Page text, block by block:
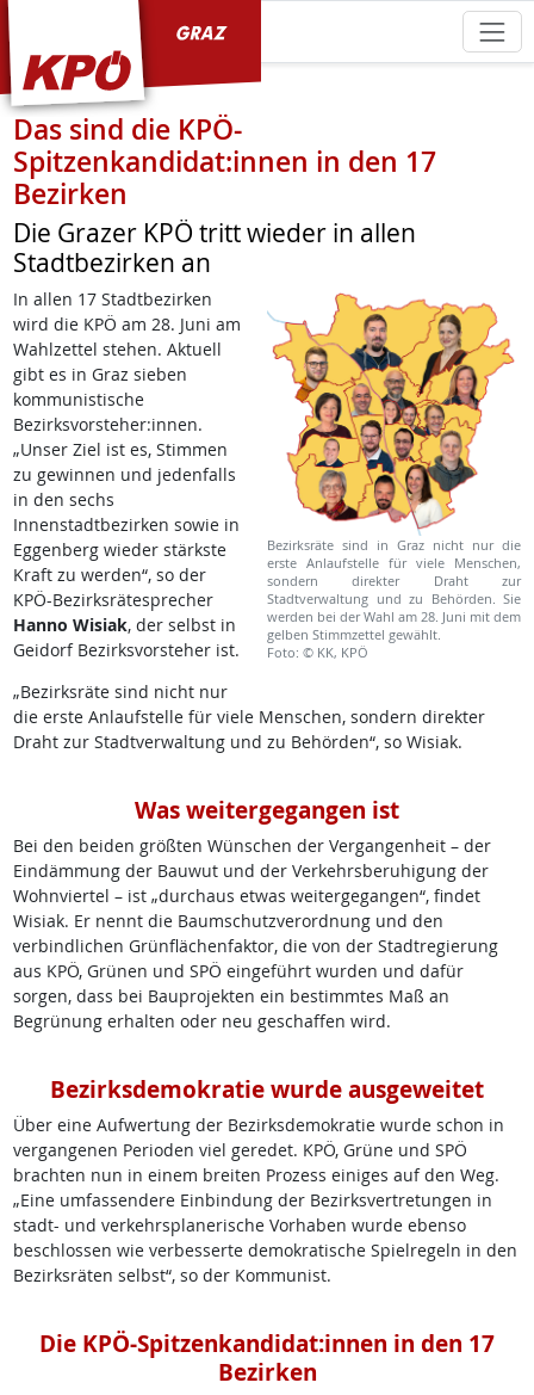
Das sind die KPÖ-
Spitzenkandidat:innen in den 17
Bezirken
Die Grazer KPÖ tritt wieder in allen
Stadtbezirken an
Bezirksräte sind in Graz nicht nur die
erste Anlaufstelle für viele Menschen,
sondern direkter Draht zur
Stadtverwaltung und zu Behörden. Sie
werden bei der Wahl am 28. Juni mit dem
gelben Stimmzettel gewählt.
Foto: © KK, KPÖ
In allen 17 Stadtbezirken
wird die KPÖ am 28. Juni am
Wahlzettel stehen. Aktuell
gibt es in Graz sieben
kommunistische
Bezirksvorsteher:innen.
„Unser Ziel ist es, Stimmen
zu gewinnen und jedenfalls
in den sechs
Innenstadtbezirken sowie in
Eggenberg wieder stärkste
Kraft zu werden“, so der
KPÖ-Bezirksrätesprecher
Hanno Wisiak, der selbst in
Geidorf Bezirksvorsteher ist.
„Bezirksräte sind nicht nur
die erste Anlaufstelle für viele Menschen, sondern direkter
Draht zur Stadtverwaltung und zu Behörden“, so Wisiak.
Was weitergegangen ist
Bei den beiden größten Wünschen der Vergangenheit – der
Eindämmung der Bauwut und der Verkehrsberuhigung der
Wohnviertel – ist „durchaus etwas weitergegangen“, findet
Wisiak. Er nennt die Baumschutzverordnung und den
verbindlichen Grünflächenfaktor, die von der Stadtregierung
aus KPÖ, Grünen und SPÖ eingeführt wurden und dafür
sorgen, dass bei Bauprojekten ein bestimmtes Maß an
Begrünung erhalten oder neu geschaffen wird.
Bezirksdemokratie wurde ausgeweitet
Über eine Aufwertung der Bezirksdemokratie wurde schon in
vergangenen Perioden viel geredet. KPÖ, Grüne und SPÖ
brachten nun in einem breiten Prozess einiges auf den Weg.
„Eine umfassendere Einbindung der Bezirksvertretungen in
stadt- und verkehrsplanerische Vorhaben wurde ebenso
beschlossen wie verbesserte demokratische Spielregeln in den
Bezirksräten selbst“, so der Kommunist.
Die KPÖ-Spitzenkandidat:innen in den 17
Bezirken